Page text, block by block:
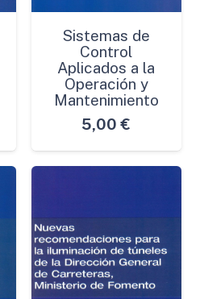
Sistemas de
Control
Aplicados a la
Operación y
Mantenimiento
5,00 €